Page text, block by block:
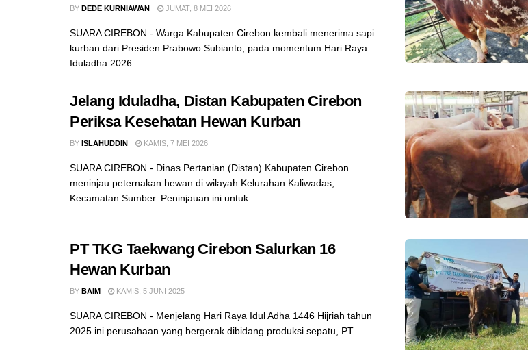
BY DEDE KURNIAWAN JUMAT, 8 MEI 2026
SUARA CIREBON - Warga Kabupaten Cirebon kembali menerima sapi
kurban dari Presiden Prabowo Subianto, pada momentum Hari Raya
Iduladha 2026 ...
Jelang Iduladha, Distan Kabupaten Cirebon
Periksa Kesehatan Hewan Kurban
BY ISLAHUDDIN KAMIS, 7 MEI 2026
SUARA CIREBON - Dinas Pertanian (Distan) Kabupaten Cirebon
meninjau peternakan hewan di wilayah Kelurahan Kaliwadas,
Kecamatan Sumber. Peninjauan ini untuk ...
PT TKG Taekwang Cirebon Salurkan 16
Hewan Kurban
BY BAIM KAMIS, 5 JUNI 2025
SUARA CIREBON - Menjelang Hari Raya Idul Adha 1446 Hijriah tahun
2025 ini perusahaan yang bergerak dibidang produksi sepatu, PT ...